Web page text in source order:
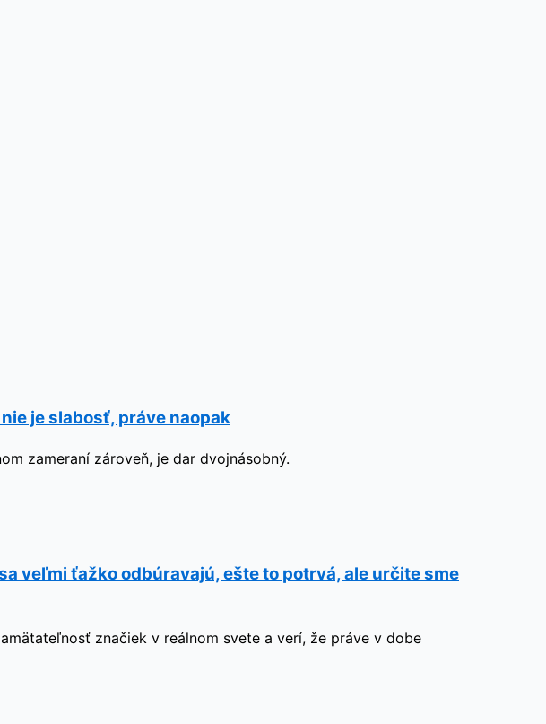
je slabosť, práve naopak
zameraní zároveň, je dar dvojnásobný.
veľmi ťažko odbúravajú, ešte to potrvá, ale určite sme
značiek v reálnom svete a verí, že práve v dobe